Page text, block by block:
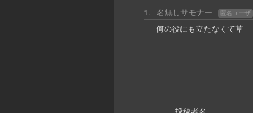
1. 名無しサモナー 匿名ユーザ
何の役にも立たなくて草